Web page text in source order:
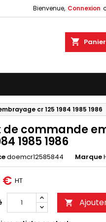
Bienvenue, Connexion
shopping_cart
cr 125 1984 1985 1986
de commande
1985 1986
doemcr12585844 Marque
€ HT
